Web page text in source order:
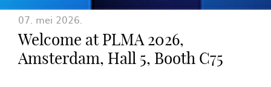
07. mei 2026.
Welcome at PLMA 2026,
Amsterdam, Hall 5, Booth C75